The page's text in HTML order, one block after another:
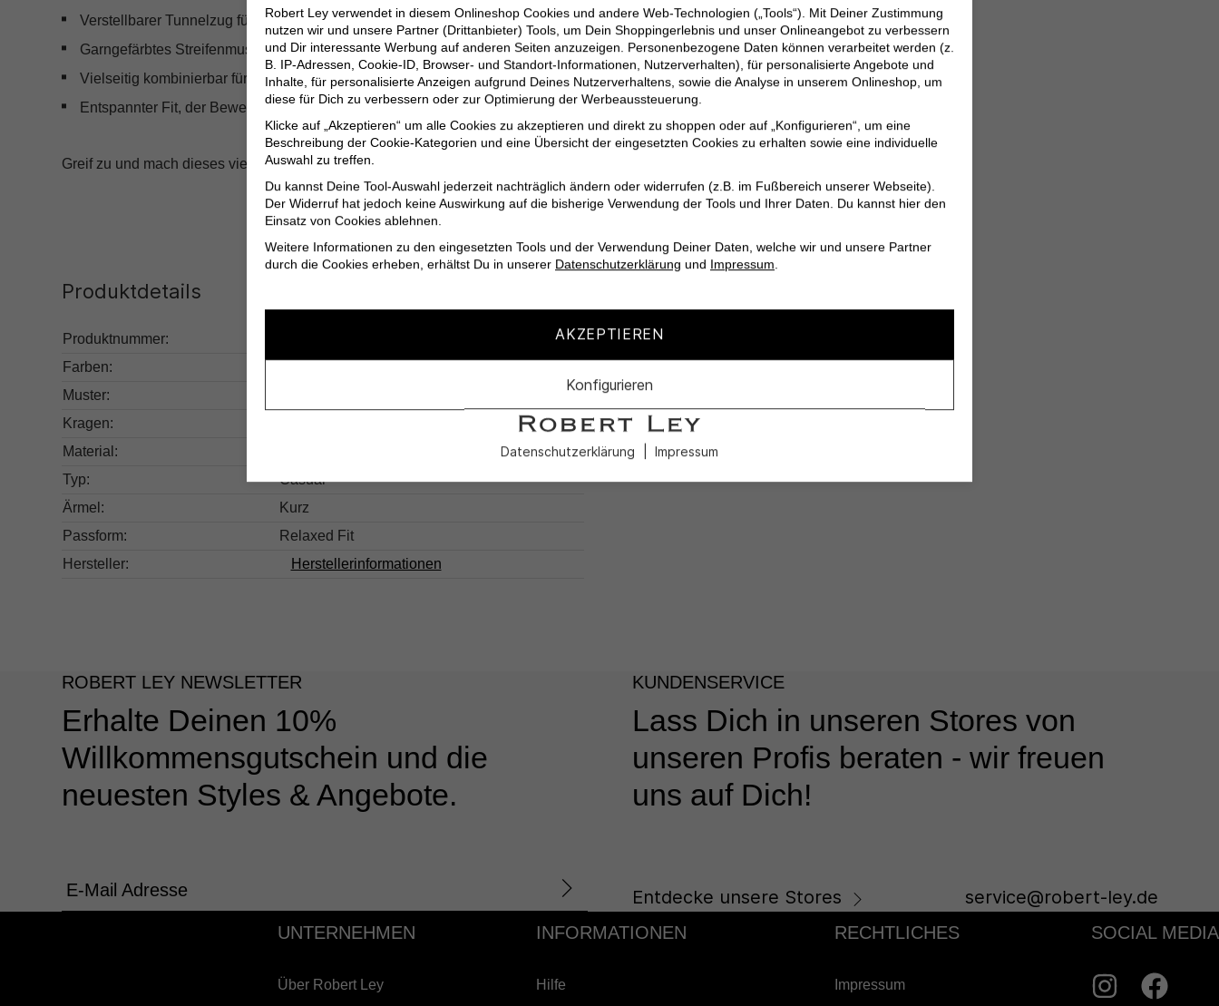
Verstellbarer Tunnelzug für individuelle Styling-Optionen
Garngefärbtes Streifenmuster für eine dauerhaft schöne Optik
Vielseitig kombinierbar für zahlreiche Anlässe
Entspannter Fit, der Bewegungsfreiheit bietet
Greif zu und mach dieses vielseitige, bequeme und stilvolle T-Shirt zu einem unverzichtbaren Bestandteil Deiner Garderobe!
Produktdetails
Produktnummer:
Farben:
Muster:
Kragen:
Material:
Typ:
Casual
Ärmel:
Kurz
Passform:
Relaxed Fit
Hersteller:
Herstellerinformationen
ROBERT LEY NEWSLETTER
Erhalte Deinen 10%
Willkommensgutschein und die
neuesten Styles & Angebote.
E-Mail Adresse
KUNDENSERVICE
Lass Dich in unseren Stores von
unseren Profis beraten - wir freuen
uns auf Dich!
Entdecke unsere Stores service@robert-ley.de
UNTERNEHMEN
Über Robert Ley
INFORMATIONEN
Hilfe
RECHTLICHES
Impressum
SOCIAL MEDIA
Robert Ley verwendet in diesem Onlineshop Cookies und andere Web-Technologien („Tools“). Mit Deiner Zustimmung
nutzen wir und unsere Partner (Drittanbieter) Tools, um Dein Shoppingerlebnis und unser Onlineangebot zu verbessern
und Dir interessante Werbung auf anderen Seiten anzuzeigen. Personenbezogene Daten können verarbeitet werden (z.
B. IP-Adressen, Cookie-ID, Browser- und Standort-Informationen, Nutzerverhalten), für personalisierte Angebote und
Inhalte, für personalisierte Anzeigen aufgrund Deines Nutzerverhaltens, sowie die Analyse in unserem Onlineshop, um
diese für Dich zu verbessern oder zur Optimierung der Werbeaussteuerung.
Klicke auf „Akzeptieren“ um alle Cookies zu akzeptieren und direkt zu shoppen oder auf „Konfigurieren“, um eine
Beschreibung der Cookie-Kategorien und eine Übersicht der eingesetzten Cookies zu erhalten sowie eine individuelle
Auswahl zu treffen.
Du kannst Deine Tool-Auswahl jederzeit nachträglich ändern oder widerrufen (z.B. im Fußbereich unserer Webseite).
Der Widerruf hat jedoch keine Auswirkung auf die bisherige Verwendung der Tools und Ihrer Daten. Du kannst hier den
Einsatz von Cookies ablehnen.
Weitere Informationen zu den eingesetzten Tools und der Verwendung Deiner Daten, welche wir und unsere Partner
durch die Cookies erheben, erhältst Du in unserer Datenschutzerklärung und Impressum
AKZEPTIEREN
Konfigurieren
Datenschutzerklärung Impressum